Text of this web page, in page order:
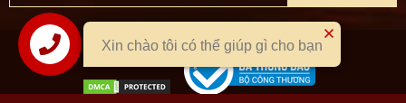
Liên hệ
Xin chào tôi có thể giúp gì cho bạn